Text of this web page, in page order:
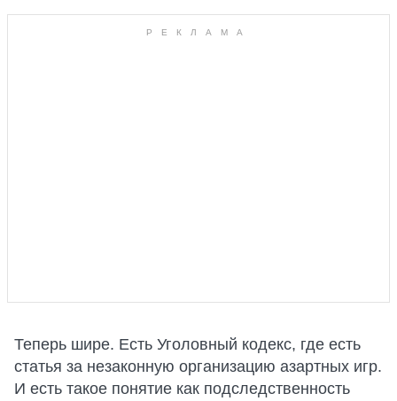
Теперь шире. Есть Уголовный кодекс, где есть
статья за незаконную организацию азартных игр.
И есть такое понятие как подследственность